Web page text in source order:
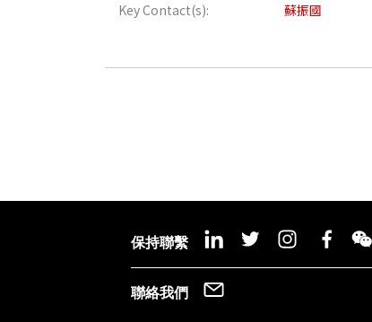
Key Contact(s):
蘇振國
保持聯繫
聯絡我們